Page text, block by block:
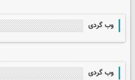
وب گردی
وب گردی